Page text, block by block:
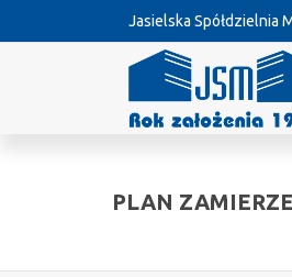
Jasielska Spółdzielnia
PLAN